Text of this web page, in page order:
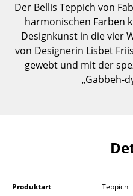
Aufbewahren
Regale & Schränke
Bücherregale
Barmöbel
Der Bellis Teppich von
harmonischen Farben
Designkunst in die vier
von Designerin Lisbet
gewebt und mit der
„Gabbeh-
Produktart
Teppich